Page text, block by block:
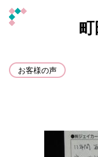
お客様の声
町田市 K様より
町田市 K様より